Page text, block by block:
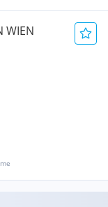
WIEN